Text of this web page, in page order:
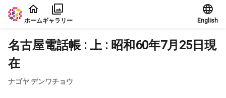
本文に飛ぶ
ホームギャラリー English
名古屋電話帳 : 上 : 昭和60年7月25日現
在
ナゴヤ デンワチョウ